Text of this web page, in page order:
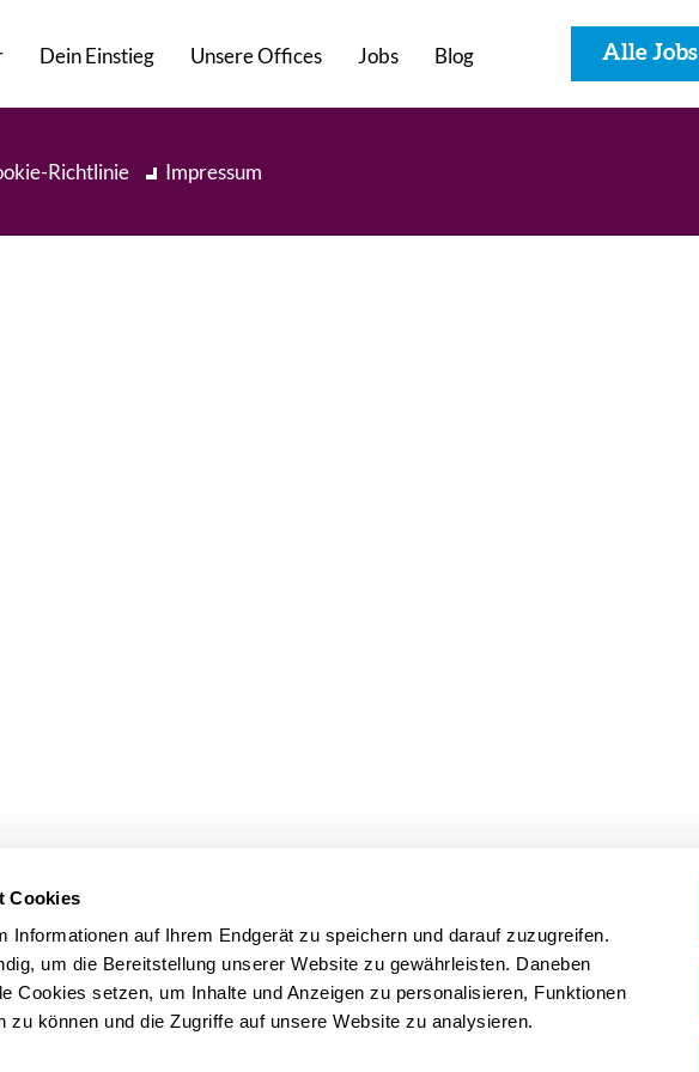
Cookies
Informationen auf Ihrem Endgerät zu speichern und darauf zuzugreifen.
um die Bereitstellung unserer Website zu gewährleisten. Daneben
Cookies setzen, um Inhalte und Anzeigen zu personalisieren, Funktionen
zu können und die Zugriffe auf unsere Website zu analysieren.
Dein Einstieg Unsere Offices Jobs Blog Alle Jobs
Richtlinie Impressum